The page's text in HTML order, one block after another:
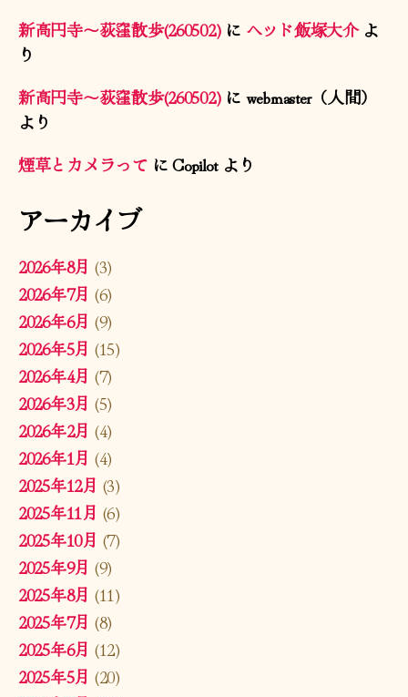
新高円寺〜荻窪散歩(260502)に ヘッド飯塚大介よ
り
新高円寺〜荻窪散歩(260502)に webmaster（人間）
より
煙草とカメラってにCopilotより
アーカイブ
2026年8月 (3)
2026年7月 (6)
2026年6月 (9)
2026年5月 (15)
2026年4月 (7)
2026年3月 (5)
2026年2月 (4)
2026年1月 (4)
2025年12月 (3)
2025年11月 (6)
2025年10月 (7)
2025年9月 (9)
2025年8月 (11)
2025年7月 (8)
2025年6月 (12)
2025年5月 (20)